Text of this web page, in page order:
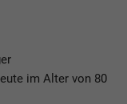
im Alter von 80